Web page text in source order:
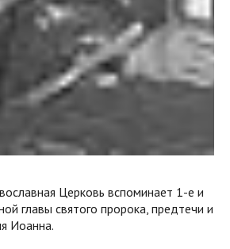
Церковь вспоминает 1-е и
главы святого пророка, предтечи и
Иоанна.